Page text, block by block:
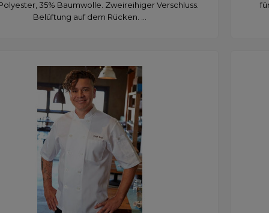
35% Baumwolle. Zweireihiger Verschluss.
Belüftung auf dem Rücken. ...